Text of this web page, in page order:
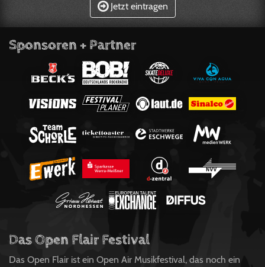
Jetzt eintragen
Sponsoren + Partner
Das Open Flair Festival
Das Open Flair ist ein Open Air Musikfestival, das noch ein